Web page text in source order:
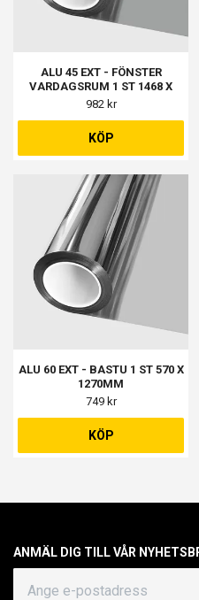
ALU 45 EXT - FÖNSTER
VARDAGSRUM 1 ST 1468 X
1468MM
982 kr
KÖP
ALU 60 EXT - BASTU 1 ST 570 X
1270MM
749 kr
KÖP
ANMÄL DIG TILL VÅR